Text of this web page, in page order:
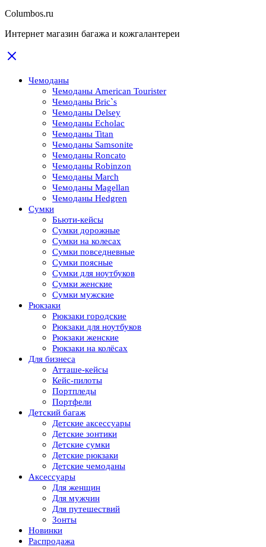
Columbos.ru
Интернет магазин багажа и кожгалантереи
Чемоданы
Чемоданы American Tourister
Чемоданы Bric`s
Чемоданы Delsey
Чемоданы Echolac
Чемоданы Titan
Чемоданы Samsonite
Чемоданы Roncato
Чемоданы Robinzon
Чемоданы March
Чемоданы Magellan
Чемоданы Hedgren
Сумки
Бьюти-кейсы
Сумки дорожные
Сумки на колесах
Сумки повседневные
Сумки поясные
Сумки для ноутбуков
Сумки женские
Сумки мужские
Рюкзаки
Рюкзаки городские
Рюкзаки для ноутбуков
Рюкзаки женские
Рюкзаки на колёсах
Для бизнеса
Атташе-кейсы
Кейс-пилоты
Портпледы
Портфели
Детский багаж
Детские аксессуары
Детские зонтики
Детские сумки
Детские рюкзаки
Детские чемоданы
Аксессуары
Для женщин
Для мужчин
Для путешествий
Зонты
Новинки
Распродажа